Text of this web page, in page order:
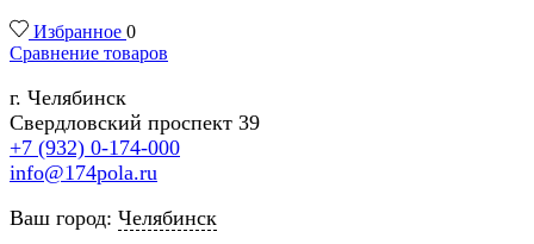
Избранное 0
Сравнение товаров
г. Челябинск
Свердловский проспект 39
+7 (932) 0-174-000
info@174pola.ru
Ваш город: Челябинск